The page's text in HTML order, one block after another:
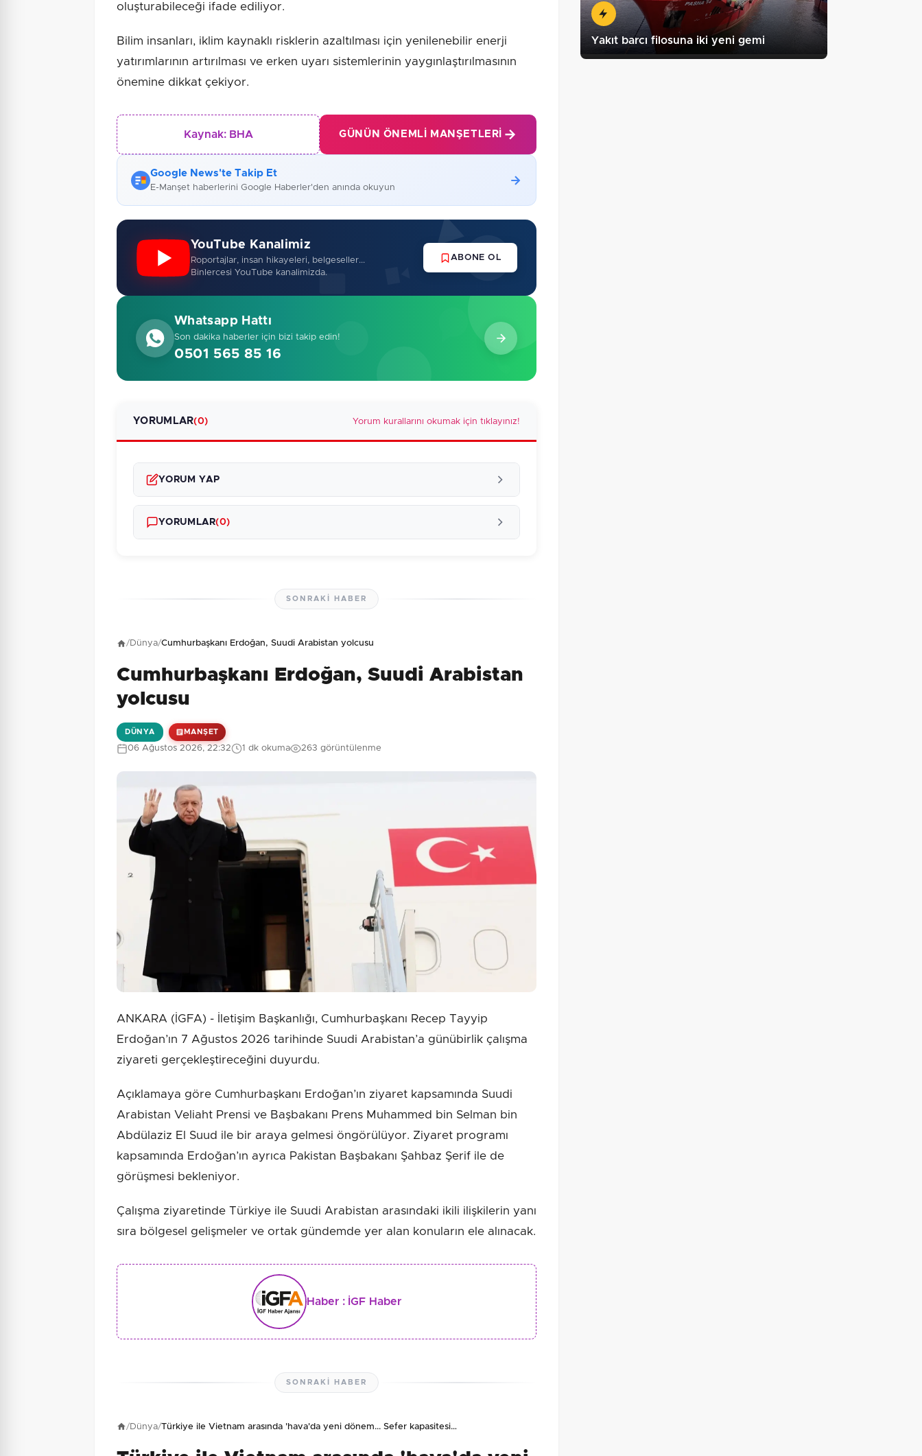
oluşturabileceği ifade ediliyor.
Bilim insanları, iklim kaynaklı risklerin azaltılması için yenilenebilir enerji
yatırımlarının artırılması ve erken uyarı sistemlerinin yaygınlaştırılmasının
önemine dikkat çekiyor.
Kaynak: BHA GÜNÜN ÖNEMLI MANŞETLERI
Google News'te Takip Et
E-Manşet haberlerini Google Haberler'den anında okuyun
YouTube Kanalimiz
Roportajlar, insan hikayeleri, belgeseller...
Binlercesi YouTube kanalimizda.
ABONE OL
Whatsapp Hattı
Son dakika haberler için bizi takip edin!
0501 565 85 16
YORUMLAR(0) Yorum kurallarını okumak için tıklayınız!
YORUM YAP
Güvenlik Sorusu: 6 + 9 = ? Gönder
YORUMLAR(0)
SONRAKI HABER
/Dünya/Cumhurbaşkanı Erdoğan, Suudi Arabistan yolcusu
Cumhurbaşkanı Erdoğan, Suudi Arabistan
yolcusu
DÜNYA MANŞET
06 Ağustos 2026, 22:32 1 dk okuma 263 görüntülenme
ANKARA (İGFA) - İletişim Başkanlığı, Cumhurbaşkanı Recep Tayyip
Erdoğan’ın 7 Ağustos 2026 tarihinde Suudi Arabistan’a günübirlik çalışma
ziyareti gerçekleştireceğini duyurdu.
Açıklamaya göre Cumhurbaşkanı Erdoğan’ın ziyaret kapsamında Suudi
Arabistan Veliaht Prensi ve Başbakanı Prens Muhammed bin Selman bin
Abdülaziz El Suud ile bir araya gelmesi öngörülüyor. Ziyaret programı
kapsamında Erdoğan’ın ayrıca Pakistan Başbakanı Şahbaz Şerif ile de
görüşmesi bekleniyor.
Çalışma ziyaretinde Türkiye ile Suudi Arabistan arasındaki ikili ilişkilerin yanı
sıra bölgesel gelişmeler ve ortak gündemde yer alan konuların ele alınacak.
Haber : İGF Haber
SONRAKI HABER
/Dünya/Türkiye ile Vietnam arasında 'hava'da yeni dönem... Sefer kapasitesi…
Yakıt barcı filosuna iki yeni gemi